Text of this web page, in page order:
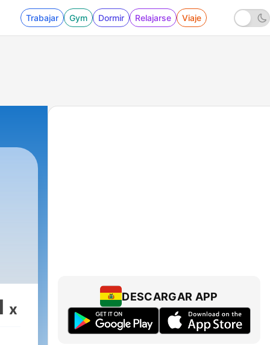
Trabajar Gym Dormir Relajarse Viaje
x
DESCARGAR APP